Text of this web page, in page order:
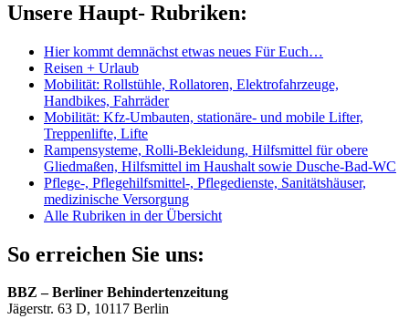
Unsere Haupt- Rubriken:
Hier kommt demnächst etwas neues Für Euch…
Reisen + Urlaub
Mobilität: Rollstühle, Rollatoren, Elektrofahrzeuge,
Handbikes, Fahrräder
Mobilität: Kfz-Umbauten, stationäre- und mobile Lifter,
Treppenlifte, Lifte
Rampensysteme, Rolli-Bekleidung, Hilfsmittel für obere
Gliedmaßen, Hilfsmittel im Haushalt sowie Dusche-Bad-WC
Pflege-, Pflegehilfsmittel-, Pflegedienste, Sanitätshäuser,
medizinische Versorgung
Alle Rubriken in der Übersicht
So erreichen Sie uns:
BBZ – Berliner Behindertenzeitung
Jägerstr. 63 D, 10117 Berlin